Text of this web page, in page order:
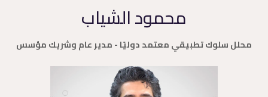
محمود الشياب
محلل سلوك تطبيقي معتمد دوليًا - مدير عام وشريك مؤسس